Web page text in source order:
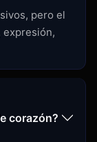
pero el
corazón?